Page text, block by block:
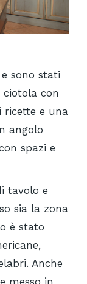
sono stati
con
ricette e una
angolo
spazi e
tavolo e
sia la zona
è stato
Anche